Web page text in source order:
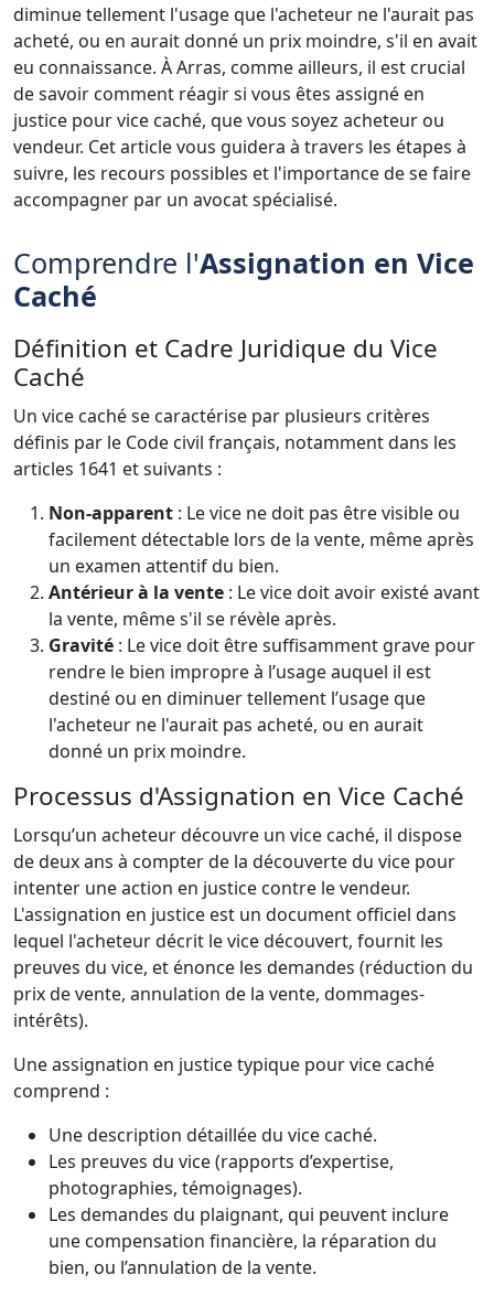
diminue tellement l'usage que l'acheteur ne l'aurait pas
acheté, ou en aurait donné un prix moindre, s'il en avait
eu connaissance. À Arras, comme ailleurs, il est crucial
de savoir comment réagir si vous êtes assigné en
justice pour vice caché, que vous soyez acheteur ou
vendeur. Cet article vous guidera à travers les étapes à
suivre, les recours possibles et l'importance de se faire
accompagner par un avocat spécialisé.
Comprendre l'Assignation en Vice
Caché
Définition et Cadre Juridique du Vice
Caché
Un vice caché se caractérise par plusieurs critères
définis par le Code civil français, notamment dans les
articles 1641 et suivants :
Non-apparent : Le vice ne doit pas être visible ou
facilement détectable lors de la vente, même après
un examen attentif du bien.
Antérieur à la vente : Le vice doit avoir existé avant
la vente, même s'il se révèle après.
Gravité : Le vice doit être suffisamment grave pour
rendre le bien impropre à l’usage auquel il est
destiné ou en diminuer tellement l’usage que
l'acheteur ne l'aurait pas acheté, ou en aurait
donné un prix moindre.
Processus d'Assignation en Vice Caché
Lorsqu’un acheteur découvre un vice caché, il dispose
de deux ans à compter de la découverte du vice pour
intenter une action en justice contre le vendeur.
L'assignation en justice est un document officiel dans
lequel l'acheteur décrit le vice découvert, fournit les
preuves du vice, et énonce les demandes (réduction du
prix de vente, annulation de la vente, dommages-
intérêts).
Une assignation en justice typique pour vice caché
comprend :
Une description détaillée du vice caché.
Les preuves du vice (rapports d’expertise,
photographies, témoignages).
Les demandes du plaignant, qui peuvent inclure
une compensation financière, la réparation du
bien, ou l’annulation de la vente.